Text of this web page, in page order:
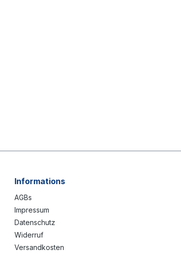
Informations
AGBs
Impressum
Datenschutz
Widerruf
Versandkosten